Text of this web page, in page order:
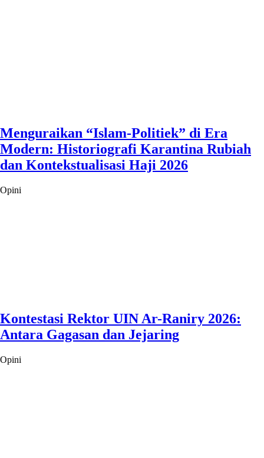
Menguraikan “Islam-Politiek” di Era
Modern: Historiografi Karantina Rubiah
dan Kontekstualisasi Haji 2026
Opini
Kontestasi Rektor UIN Ar-Raniry 2026:
Antara Gagasan dan Jejaring
Opini